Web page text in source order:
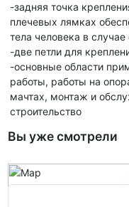
-задняя точка
плечевых лямках
тела человека в
-две петли для
-основные области
работы, работы на
мачтах, монтаж и
строительство
Вы уже смотрели